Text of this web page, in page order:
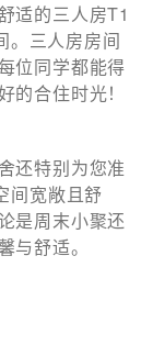
适的三人房T1
。三人房房间
位同学都能得
合住时光！
还特别为您准
间宽敞且舒
是周末小聚还
与舒适。